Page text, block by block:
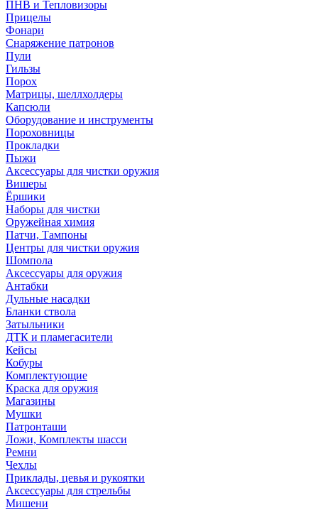
ПНВ и Тепловизоры
Прицелы
Фонари
Снаряжение патронов
Пули
Гильзы
Порох
Матрицы, шеллхолдеры
Капсюли
Оборудование и инструменты
Пороховницы
Прокладки
Пыжи
Аксессуары для чистки оружия
Вишеры
Ёршики
Наборы для чистки
Оружейная химия
Патчи, Тампоны
Центры для чистки оружия
Шомпола
Аксессуары для оружия
Антабки
Дульные насадки
Бланки ствола
Затыльники
ДТК и пламегасители
Кейсы
Кобуры
Комплектующие
Краска для оружия
Магазины
Мушки
Патронташи
Ложи, Комплекты шасси
Ремни
Чехлы
Приклады, цевья и рукоятки
Аксессуары для стрельбы
Мишени